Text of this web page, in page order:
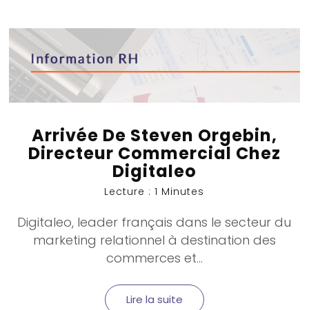
Arrivée De Steven Orgebin,
Directeur Commercial Chez
Digitaleo
Lecture : 1 Minutes
Digitaleo, leader français dans le secteur du
marketing relationnel à destination des
commerces et...
Lire la suite